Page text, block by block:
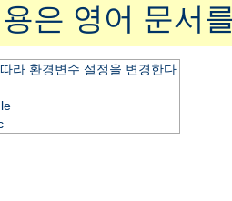
은 영어 문서
라 환경변수 설정을 변경한다